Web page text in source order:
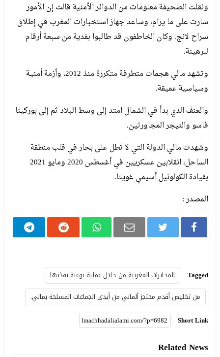
ونقلت الصحيفة معلومات من الدوائر الأمنية قالت إن الأمور
سارت على ما يرام، وساعد جهاز استخبارات المغرب في إطلاق
سراح لانج. وكان الخاطفون قد طالبوا بفدية من سبعة أرقام
للرهينة.
وتشهد مالي هجمات متطرفة متكررة منذ 2012، وأزمة أمنية
وسياسية عميقة.
والعنف الذي بدأ في الشمال امتد إلى وسط البلاد ثم إلى بوركينا
فاسو والنيجر المجاورتين.
وشهدت مالي الدولة التي لا تطل على بحار في قلب منطقة
الساحل، انقلابين عسكريين في أغسطس 2020 ومايو 2021
بقيادة الكولونيل أسيمي غويتا.
المصدر :
Tagged
المخابرات المغربية من خلال عملية نوعية نفذتها
من تخليص أقدم محتجز ألماني من أيدي الجماعات المسلحة بمالي.
Short Link
Related News